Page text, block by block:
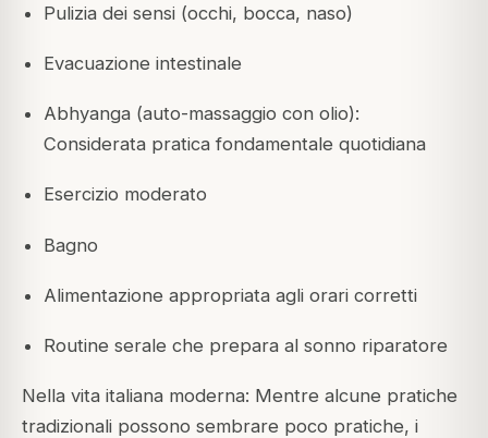
Pulizia dei sensi (occhi, bocca, naso)
Evacuazione intestinale
Abhyanga (auto-massaggio con olio):
Considerata pratica fondamentale quotidiana
Esercizio moderato
Bagno
Alimentazione appropriata agli orari corretti
Routine serale che prepara al sonno riparatore
Nella vita italiana moderna: Mentre alcune pratiche
tradizionali possono sembrare poco pratiche, i